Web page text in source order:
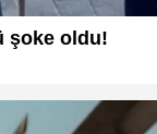
şoke oldu!